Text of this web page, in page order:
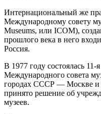
Интернациональный же
Международному совету
Museums, или ICOM),
прошлого века в него
Россия.
В 1977 году состоялась 11-
Международного совета
городах СССР — Москве и
принято решение об
музеев.